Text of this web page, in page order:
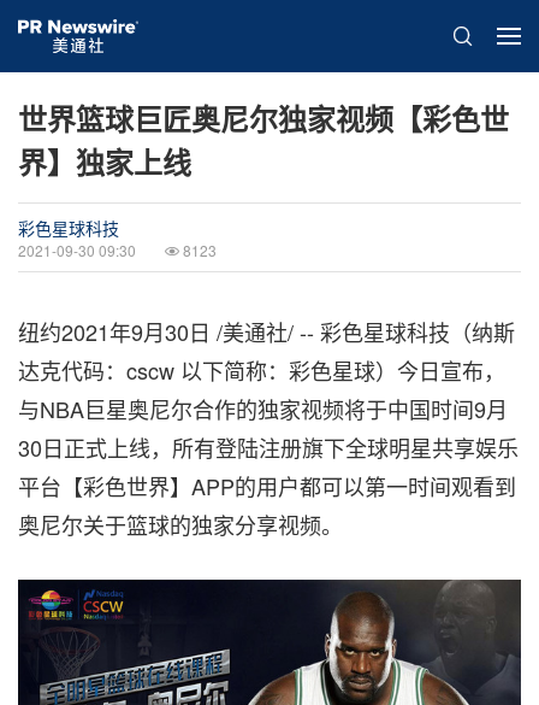
世界篮球巨匠奥尼尔独家视频【彩色世
界】独家上线
彩色星球科技
2021-09-30 09:30 8123
纽约2021年9月30日 /美通社/ -- 彩色星球科技（纳斯
达克代码：cscw 以下简称：彩色星球）今日宣布，
与NBA巨星奥尼尔合作的独家视频将于中国时间9月
30日正式上线，所有登陆注册旗下全球明星共享娱乐
平台【彩色世界】APP的用户都可以第一时间观看到
奥尼尔关于篮球的独家分享视频。